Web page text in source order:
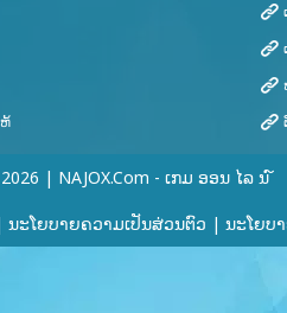
ຖິຕິ
| NAJOX.com - ເກມ ອອນ ໄລ ນ
ນະໂຍບາຍຄວາມເປັນສ່ວນຕົວ | ນະໂຍບ